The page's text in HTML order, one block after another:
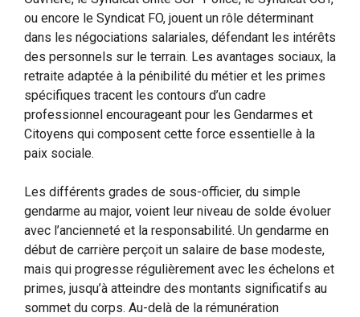
ou encore le Syndicat FO, jouent un rôle déterminant
dans les négociations salariales, défendant les intérêts
des personnels sur le terrain. Les avantages sociaux, la
retraite adaptée à la pénibilité du métier et les primes
spécifiques tracent les contours d’un cadre
professionnel encourageant pour les Gendarmes et
Citoyens qui composent cette force essentielle à la
paix sociale.
Les différents grades de sous-officier, du simple
gendarme au major, voient leur niveau de solde évoluer
avec l’ancienneté et la responsabilité. Un gendarme en
début de carrière perçoit un salaire de base modeste,
mais qui progresse régulièrement avec les échelons et
primes, jusqu’à atteindre des montants significatifs au
sommet du corps. Au-delà de la rémunération